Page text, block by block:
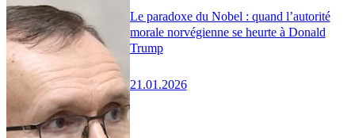
Le paradoxe du Nobel : quand l’autorité
morale norvégienne se heurte à Donald
Trump
21.01.2026